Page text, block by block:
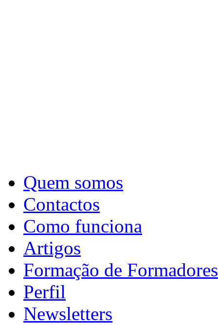
Quem somos
Contactos
Como funciona
Artigos
Formação de Formadores
Perfil
Newsletters